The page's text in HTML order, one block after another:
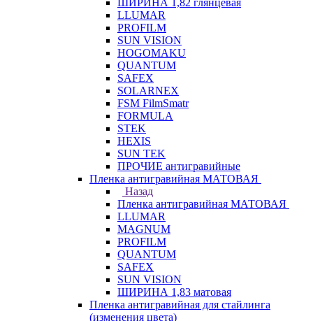
ШИРИНА 1,82 глянцевая
LLUMAR
PROFILM
SUN VISION
HOGOMAKU
QUANTUM
SAFEX
SOLARNEX
FSM FilmSmatr
FORMULA
STEK
HEXIS
SUN TEK
ПРОЧИЕ антигравийные
Пленка антигравийная МАТОВАЯ
Назад
Пленка антигравийная МАТОВАЯ
LLUMAR
MAGNUM
PROFILM
QUANTUM
SAFEX
SUN VISION
ШИРИНА 1,83 матовая
Пленка антигравийная для стайлинга
(изменения цвета)